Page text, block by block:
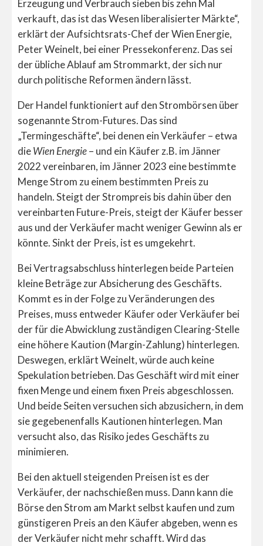
Erzeugung und Verbrauch sieben bis zehn Mal
verkauft, das ist das Wesen liberalisierter Märkte“,
erklärt der Aufsichtsrats-Chef der Wien Energie,
Peter Weinelt, bei einer Pressekonferenz. Das sei
der übliche Ablauf am Strommarkt, der sich nur
durch politische Reformen ändern lässt.
Der Handel funktioniert auf den Strombörsen über
sogenannte Strom-Futures. Das sind
„Termingeschäfte“, bei denen ein Verkäufer – etwa
dieWien Energie– und ein Käufer z.B. im Jänner
2022 vereinbaren, im Jänner 2023 eine bestimmte
Menge Strom zu einem bestimmten Preis zu
handeln. Steigt der Strompreis bis dahin über den
vereinbarten Future-Preis, steigt der Käufer besser
aus und der Verkäufer macht weniger Gewinn als er
könnte. Sinkt der Preis, ist es umgekehrt.
Bei Vertragsabschluss hinterlegen beide Parteien
kleine Beträge zur Absicherung des Geschäfts.
Kommt es in der Folge zu Veränderungen des
Preises, muss entweder Käufer oder Verkäufer bei
der für die Abwicklung zuständigen Clearing-Stelle
eine höhere Kaution (Margin-Zahlung) hinterlegen.
Deswegen, erklärt Weinelt, würde auch keine
Spekulation betrieben. Das Geschäft wird mit einer
fixen Menge und einem fixen Preis abgeschlossen.
Und beide Seiten versuchen sich abzusichern, in dem
sie gegebenenfalls Kautionen hinterlegen. Man
versucht also, das Risiko jedes Geschäfts zu
minimieren.
Bei den aktuell steigenden Preisen ist es der
Verkäufer, der nachschießen muss. Dann kann die
Börse den Strom am Markt selbst kaufen und zum
günstigeren Preis an den Käufer abgeben, wenn es
der Verkäufer nicht mehr schafft. Wird das